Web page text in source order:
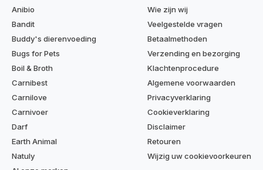
Anibio
Bandit
Buddy's dierenvoeding
Bugs for Pets
Boil & Broth
Carnibest
Carnilove
Carnivoer
Darf
Earth Animal
Natuly
Wie zijn wij
Veelgestelde vragen
Betaalmethoden
Verzending en bezorging
Klachtenprocedure
Algemene voorwaarden
Privacyverklaring
Cookieverklaring
Disclaimer
Retouren
Wijzig uw cookievoorkeuren